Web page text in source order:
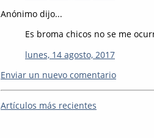
Anónimo dijo...
Es broma chicos no se me
lunes, 14 agosto, 2017
Enviar un nuevo comentario
Artículos más recientes